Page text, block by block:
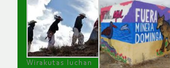
Wirakutas luchan